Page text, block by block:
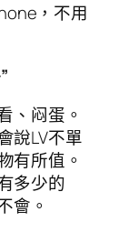
，不用
、闷蛋。
說LV不單
有所值。
多少的
會。